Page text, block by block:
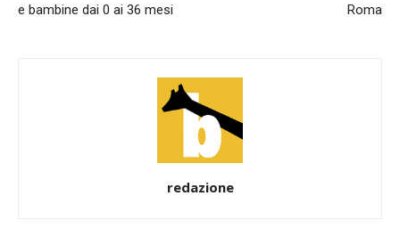
e bambine dai 0 ai 36 mesi
Roma
redazione